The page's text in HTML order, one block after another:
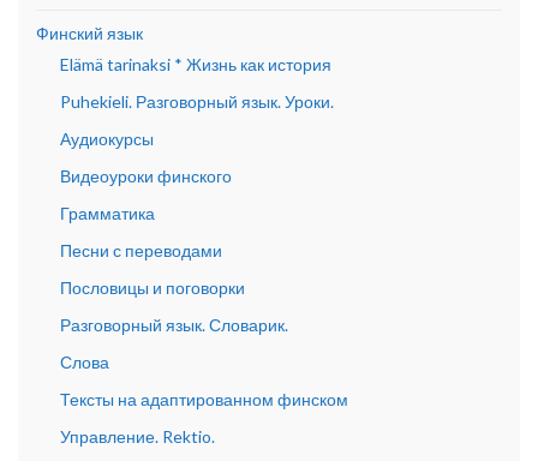
Финский язык
Elämä tarinaksi * Жизнь как история
Puhekieli. Разговорный язык. Уроки.
Аудиокурсы
Видеоуроки финского
Грамматика
Песни с переводами
Пословицы и поговорки
Разговорный язык. Словарик.
Слова
Тексты на адаптированном финском
Управление. Rektio.